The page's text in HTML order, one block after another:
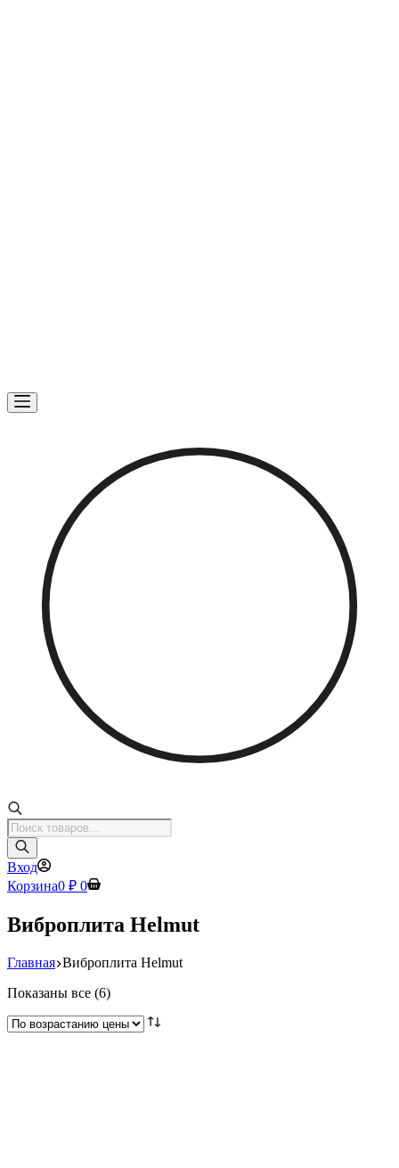
Поиск
товаров
Вход
Корзина0 ₽ 0
Виброплита Helmut
Главная Виброплита Helmut
Показаны все (6)Цены:
возрастанию